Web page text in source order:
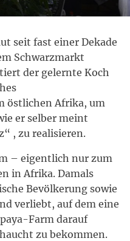
seit fast einer Dekade
Schwarzmarkt
der gelernte Koch
östlichen Afrika, um
er selber meint
, zu realisieren.
– eigentlich nur zum
in Afrika. Damals
Bevölkerung sowie
verliebt, auf dem eine
Farm darauf
zu bekommen.